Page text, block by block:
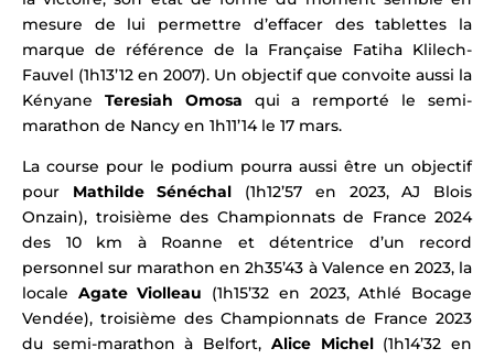
mesure de lui permettre d’effacer des tablettes la
marque de référence de la Française Fatiha Klilech-
Fauvel (1h13’12 en 2007). Un objectif que convoite aussi la
Kényane Teresiah Omosa qui a remporté le semi-
marathon de Nancy en 1h11’14 le 17 mars.
La course pour le podium pourra aussi être un objectif
pour Mathilde Sénéchal (1h12’57 en 2023, AJ Blois
Onzain), troisième des Championnats de France 2024
des 10 km à Roanne et détentrice d’un record
personnel sur marathon en 2h35’43 à Valence en 2023, la
locale Agate Violleau (1h15’32 en 2023, Athlé Bocage
Vendée), troisième des Championnats de France 2023
du semi-marathon à Belfort, Alice Michel(1h14’32 en